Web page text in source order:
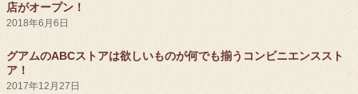
店がオープン！
2018年6月6日
グアムのABCストアは欲しいものが何でも揃うコンビニエンススト
ア！
2017年12月27日